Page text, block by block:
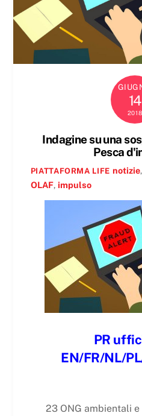
14
2018
Indagine su una
Pesca
PIATTAFORMA LIFE notizie,
OLAF, impulso
PR
EN/FR/NL/
23 ONG ambientali